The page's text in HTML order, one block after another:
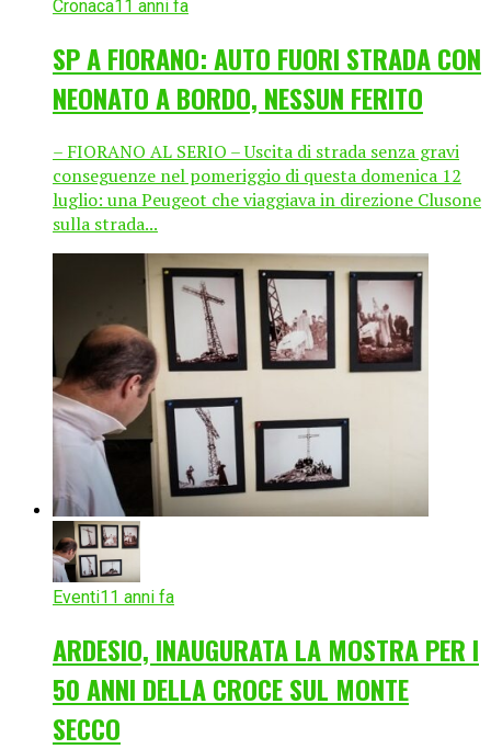
Cronaca11 anni fa
SP A FIORANO: AUTO FUORI STRADA CON
NEONATO A BORDO, NESSUN FERITO
– FIORANO AL SERIO – Uscita di strada senza gravi
conseguenze nel pomeriggio di questa domenica 12
luglio: una Peugeot che viaggiava in direzione Clusone
sulla strada...
Eventi11 anni fa
ARDESIO, INAUGURATA LA MOSTRA PER I
50 ANNI DELLA CROCE SUL MONTE
SECCO